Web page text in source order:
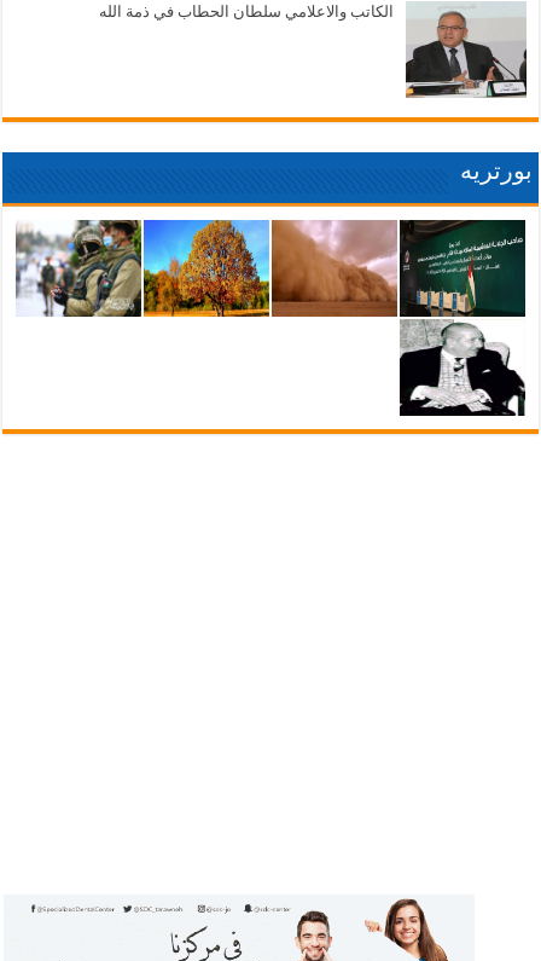
الكاتب والاعلامي سلطان الحطاب في ذمة الله
بورتريه